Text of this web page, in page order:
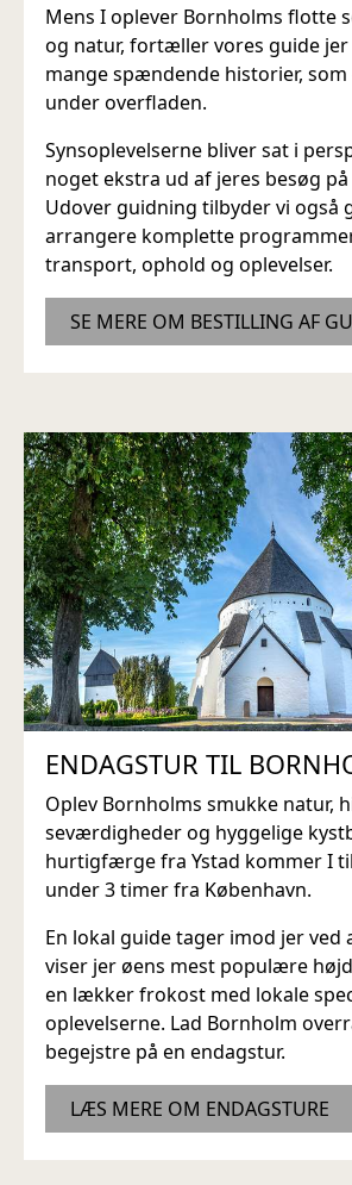
Mens I oplever Bornholms flotte
og natur, fortæller vores guide jer
mange spændende historier,
under overfladen.
Synsoplevelserne bliver sat i
noget ekstra ud af jeres besøg
Udover guidning tilbyder vi også
arrangere komplette
transport, ophold og oplevelser.
SE MERE OM BESTILLING AF
ENDAGSTUR TIL
Oplev Bornholms smukke natur,
seværdigheder og hyggelige
hurtigfærge fra Ystad kommer I
under 3 timer fra København.
En lokal guide tager imod jer ved
viser jer øens mest populære
en lækker frokost med lokale
oplevelserne. Lad Bornholm
begejstre på en endagstur.
LÆS MERE OM ENDAGSTURE